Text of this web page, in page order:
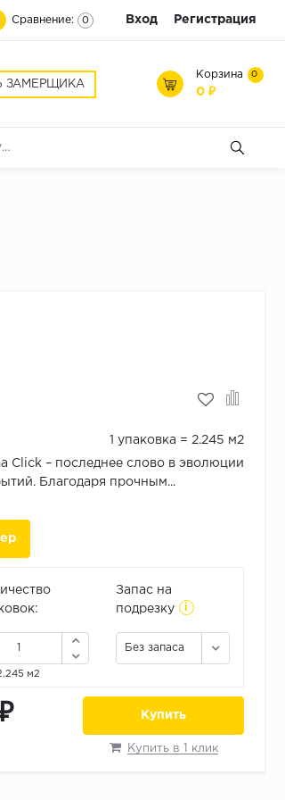
Сравнение: 0 Вход Регистрация
ЗАМЕРЩИКА
Корзина 0
0 ₽
1 упаковка = 2.245 м2
Click – последнее слово в эволюции
Благодаря прочным...
м2
Запас на
подрезку
i
Без запаса
Купить
Купить в 1 клик